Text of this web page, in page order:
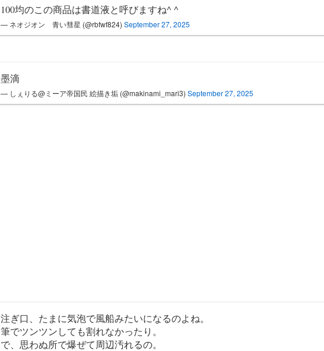
100均のこの商品は書道液と呼びますね^ ^
— ネオジオン 青い彗星 (@rbfwf824) September 27, 2025
墨滴
— しぇりる@ミーア帝国民 絵描き垢 (@makinami_mari3) September 27, 2025
注ぎ口、たまに気泡で風船みたいになるのよね。
筆でツンツンしても割れなかったり。
で、思わぬ所で爆ぜて周辺汚れるの。